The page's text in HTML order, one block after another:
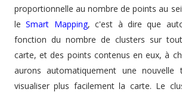
proportionnelle au nombre de points au
leSmart Mapping, c'est à dire que
fonction du nombre de clusters sur
carte, et des points contenus en eux, à
aurons automatiquement une nouvelle
visualiser plus facilement la carte. Le